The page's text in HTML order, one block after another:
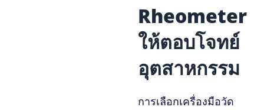
Rheometer
ให้ตอบโจทย์
อุตสาหกรรม
การเลือกเครื่องมือวัด